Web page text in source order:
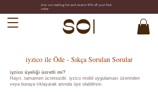
Join our mailing list and receive 10% off your first
order
iyzico ile Öde - Sıkça Sorulan Sorular
iyzico üyeliği ücretli mi?
Hayır, tamamen ücretsizdir. iyzico mobil uygulaması üzerinden
veya buraya tıklayarak anında üye olabilirsin.